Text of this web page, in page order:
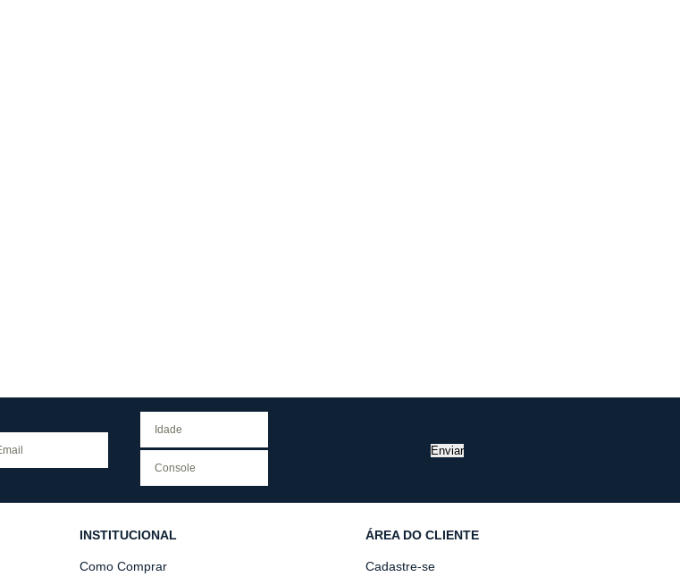
Enviar
INSTITUCIONAL
Como Comprar
ÁREA DO CLIENTE
Cadastre-se